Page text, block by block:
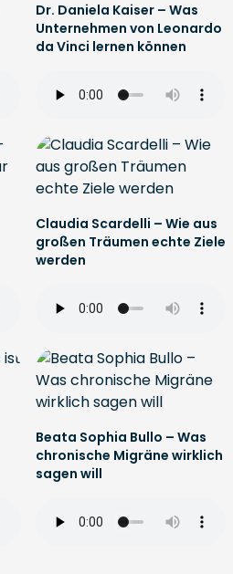
Dr. Daniela Kaiser – Was
Unternehmen von Leonardo
da Vinci lernen können
Claudia Scardelli – Wie aus
großen Träumen echte Ziele
werden
Beata Sophia Bullo – Was
chronische Migräne wirklich
sagen will